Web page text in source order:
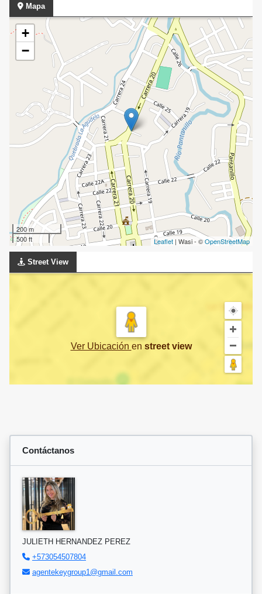
Mapa
+
−
200 m
500 ft
Leaflet | Wasi - ©OpenStreetMap
Street View
Ver Ubicación en street view
Contáctanos
JULIETH HERNANDEZ PEREZ
+573054507804
agentekeygroup1@gmail.com